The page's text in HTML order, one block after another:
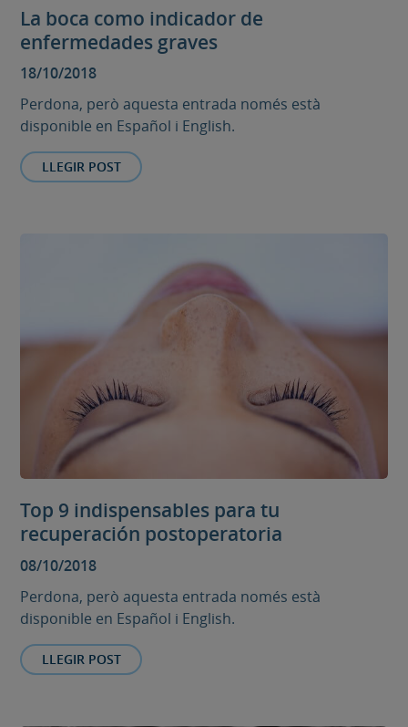
La boca como indicador de
enfermedades graves
18/10/2018
Perdona, però aquesta entrada només està
disponible en Español i English.
LLEGIR POST
Top 9 indispensables para tu
recuperación postoperatoria
08/10/2018
Perdona, però aquesta entrada només està
disponible en Español i English.
LLEGIR POST